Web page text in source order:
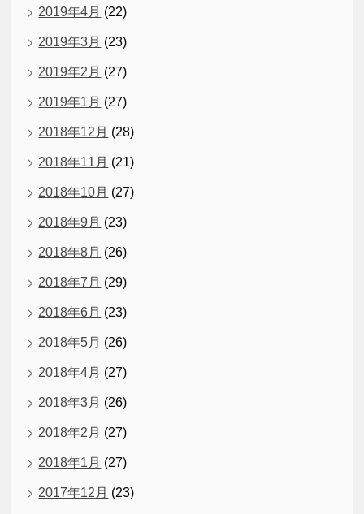
2019年4月 (22)
2019年3月 (23)
2019年2月 (27)
2019年1月 (27)
2018年12月 (28)
2018年11月 (21)
2018年10月 (27)
2018年9月 (23)
2018年8月 (26)
2018年7月 (29)
2018年6月 (23)
2018年5月 (26)
2018年4月 (27)
2018年3月 (26)
2018年2月 (27)
2018年1月 (27)
2017年12月 (23)